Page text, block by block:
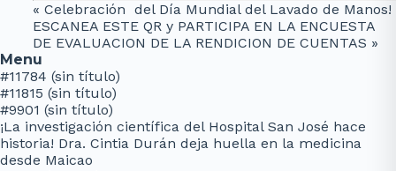
«Celebración del Día Mundial del Lavado de Manos!
ESCANEA ESTE QR y PARTICIPA EN LA ENCUESTA
DE EVALUACION DE LA RENDICION DE CUENTAS »
Menu
#11784 (sin título)
#11815 (sin título)
#9901 (sin título)
¡La investigación científica del Hospital San José hace
historia! Dra. Cintia Durán deja huella en la medicina
desde Maicao